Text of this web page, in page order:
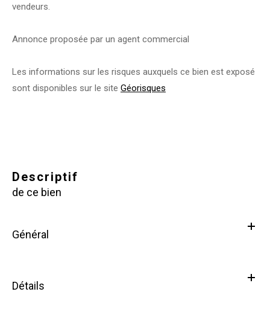
vendeurs.
Annonce proposée par un agent commercial
Les informations sur les risques auxquels ce bien est exposé
sont disponibles sur le site Géorisques
descriptif
de ce bien
Général
Détails